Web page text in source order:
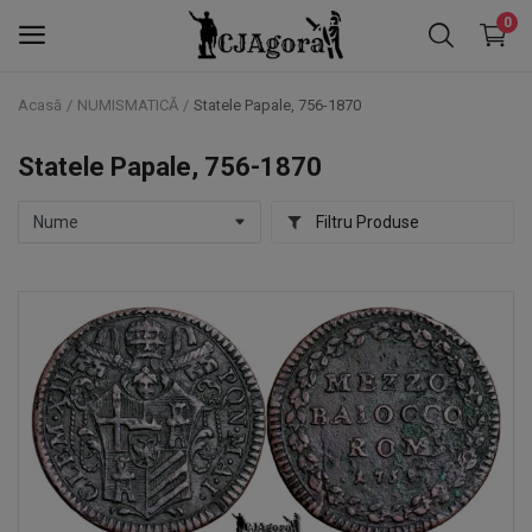
0
Favorite
Contact
Blog
Autentificare
Acasă NUMISMATICĂ Statele Papale, 756-1870
Statele Papale, 756-1870
Filtru Produse